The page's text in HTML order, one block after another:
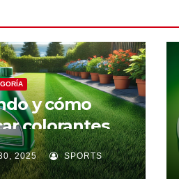
y cómo
colorantes
Céspedes
2025 SPORTS